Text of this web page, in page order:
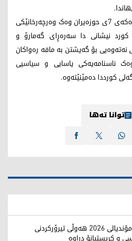
ئەمڕۆ دوای نۆ ساڵ، بڕیارەکەی 7ی حوزەیران وەک وەرچەرخانێکی
کورد نیشانی دا سەرەڕای گەمارۆ و
بۆ گەیشتن بە مافە رەواکان
ناسنامەیەکی یاسایی و سیاسیی
کورددا دەمێنێتەوە.
توانا تەها
لە مۆندیالی 2026 هەوڵی تیرۆرکردنی